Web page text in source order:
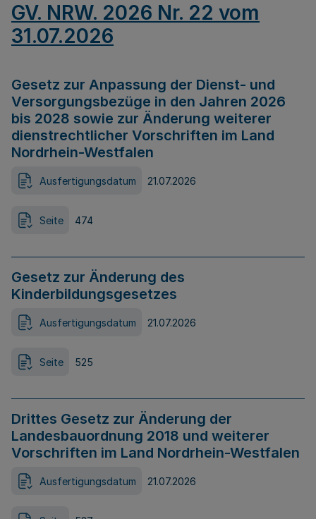
GV. NRW. 2026 Nr. 22 vom
31.07.2026
Gesetz zur Anpassung der Dienst- und
Versorgungsbezüge in den Jahren 2026
bis 2028 sowie zur Änderung weiterer
dienstrechtlicher Vorschriften im Land
Nordrhein-Westfalen
Ausfertigungsdatum 21.07.2026
Seite 474
Gesetz zur Änderung des
Kinderbildungsgesetzes
Ausfertigungsdatum 21.07.2026
Seite 525
Drittes Gesetz zur Änderung der
Landesbauordnung 2018 und weiterer
Vorschriften im Land Nordrhein-Westfalen
Ausfertigungsdatum 21.07.2026